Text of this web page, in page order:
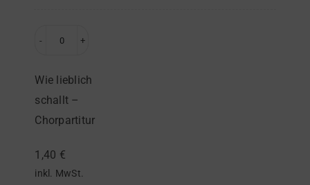
Menge
Wie lieblich
schallt –
Chorpartitur
1,40 €
inkl. MwSt.